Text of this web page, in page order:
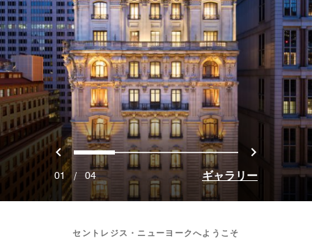
戻る0 1 2 3 次へ
01/ 04 ギャラリー
セントレジス・ニューヨークへようこそ